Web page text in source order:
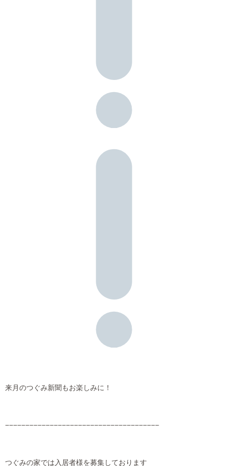
来月のつぐみ新聞もお楽しみに！
−−−−−−−−−−−−−−−−−−−−−−−−−−−−−−−−−−−−−−
つぐみの家では入居者様を募集しております